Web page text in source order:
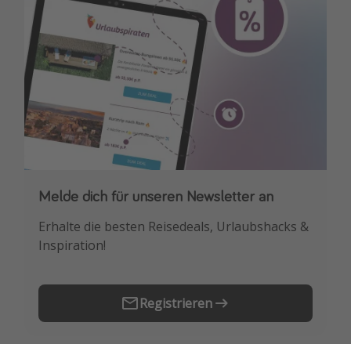
Melde dich für unseren Newsletter an
Erhalte die besten Reisedeals, Urlaubshacks &
Inspiration!
Registrieren
Downloade unsere App
Buche die besten Reiseschnäppchen als
Erstes.